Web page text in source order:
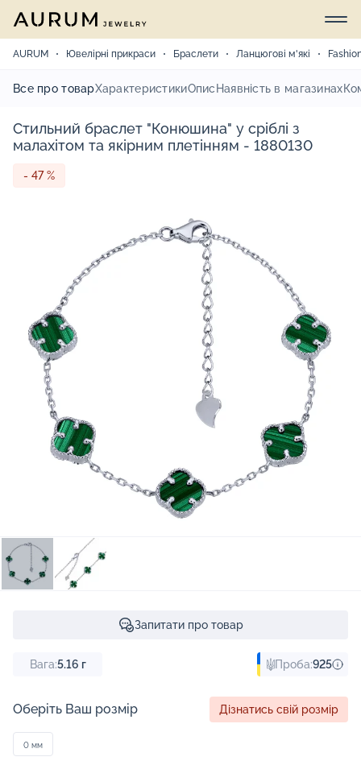
AURUM Ювелірні прикраси Браслети Ланцюгові м'які
Все про товарХарактеристикиОпис Наявність в магазинах
Стильний браслет "Конюшина" у сріблі з
малахітом та якірним плетінням - 1880130
- 47 %
Запитати про товар
Вага:5.16 г Проба:925
Оберіть Ваш розмір Дізнатись свій розмір
0 мм